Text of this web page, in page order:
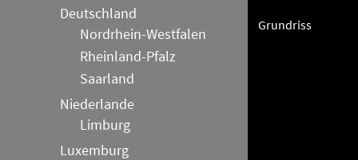
Deutschland
Nordrhein-Westfalen
Rheinland-Pfalz
Saarland
Niederlande
Limburg
Luxemburg
Grundriss